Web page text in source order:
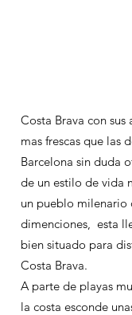
Costa Brava con sus
mas frescas que las
Barcelona sin duda
de un estilo de vida
un pueblo milenario
dimenciones, esta
bien situado para
Costa Brava.
A parte de playas
la costa esconde